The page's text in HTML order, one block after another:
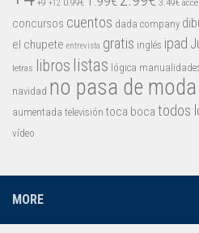
+9 +12 0.99€ 3.49€
concursos cuentos dada company
el chupete entrevista gratis inglés ipad
letras libros listas lógica
navidad no pasa de moda
aumentada televisión toca boca todos
vídeo
MORE